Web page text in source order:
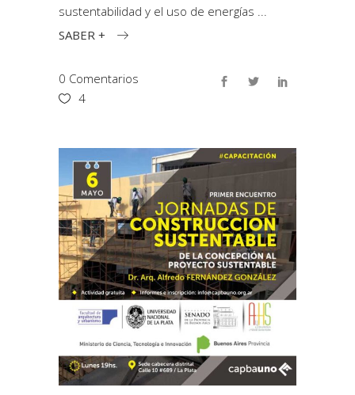
sustentabilidad y el uso de energías
SABER +
0 Comentarios
4